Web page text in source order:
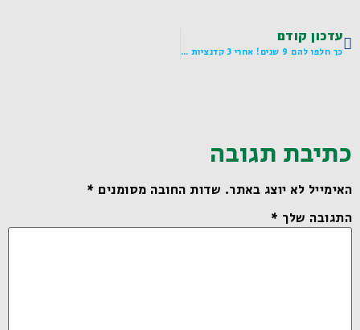
עדכון קודם
כך חלפו להם 9 שנים! אחרי 3 קדנציות רצופות סיים לדיאנסקי את כהונתו כדירקטור חיצוני ב"אקו"ם"
כתיבת תגובה
האימייל לא יוצג באתר. שדות החובה מסומנים *
התגובה שלך *